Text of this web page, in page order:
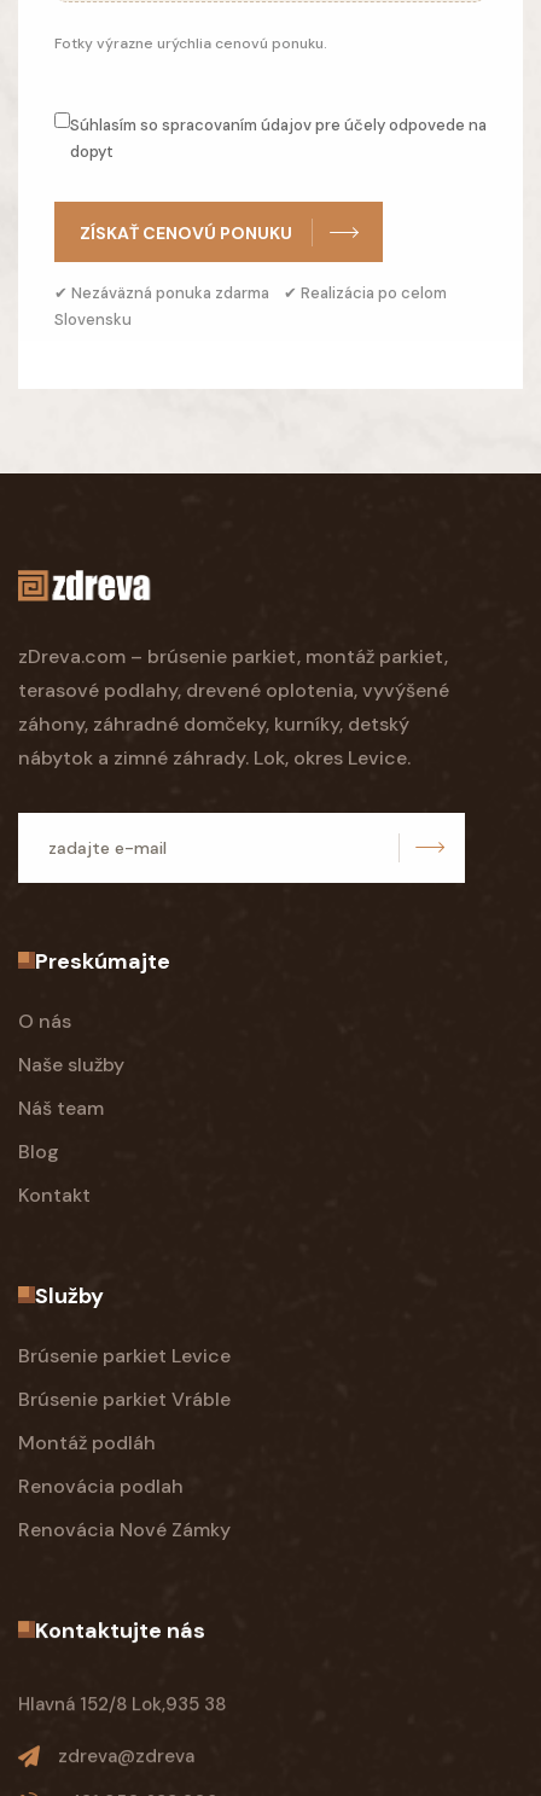
Fotky výrazne urýchlia cenovú ponuku.
Súhlasím so spracovaním údajov pre účely odpovede na
dopyt
ZÍSKAŤ CENOVÚ PONUKU
✔ Nezáväzná ponuka zdarma ✔ Realizácia po celom
Slovensku
zDreva.com – brúsenie parkiet, montáž parkiet,
terasové podlahy, drevené oplotenia, vyvýšené
záhony, záhradné domčeky, kurníky, detský
nábytok a zimné záhrady. Lok, okres Levice.
Preskúmajte
O nás
Naše služby
Náš team
Blog
Kontakt
Služby
Brúsenie parkiet Levice
Brúsenie parkiet Vráble
Montáž podláh
Renovácia podlah
Renovácia Nové Zámky
Kontaktujte nás
Hlavná 152/8 Lok,935 38
zdreva@zdreva